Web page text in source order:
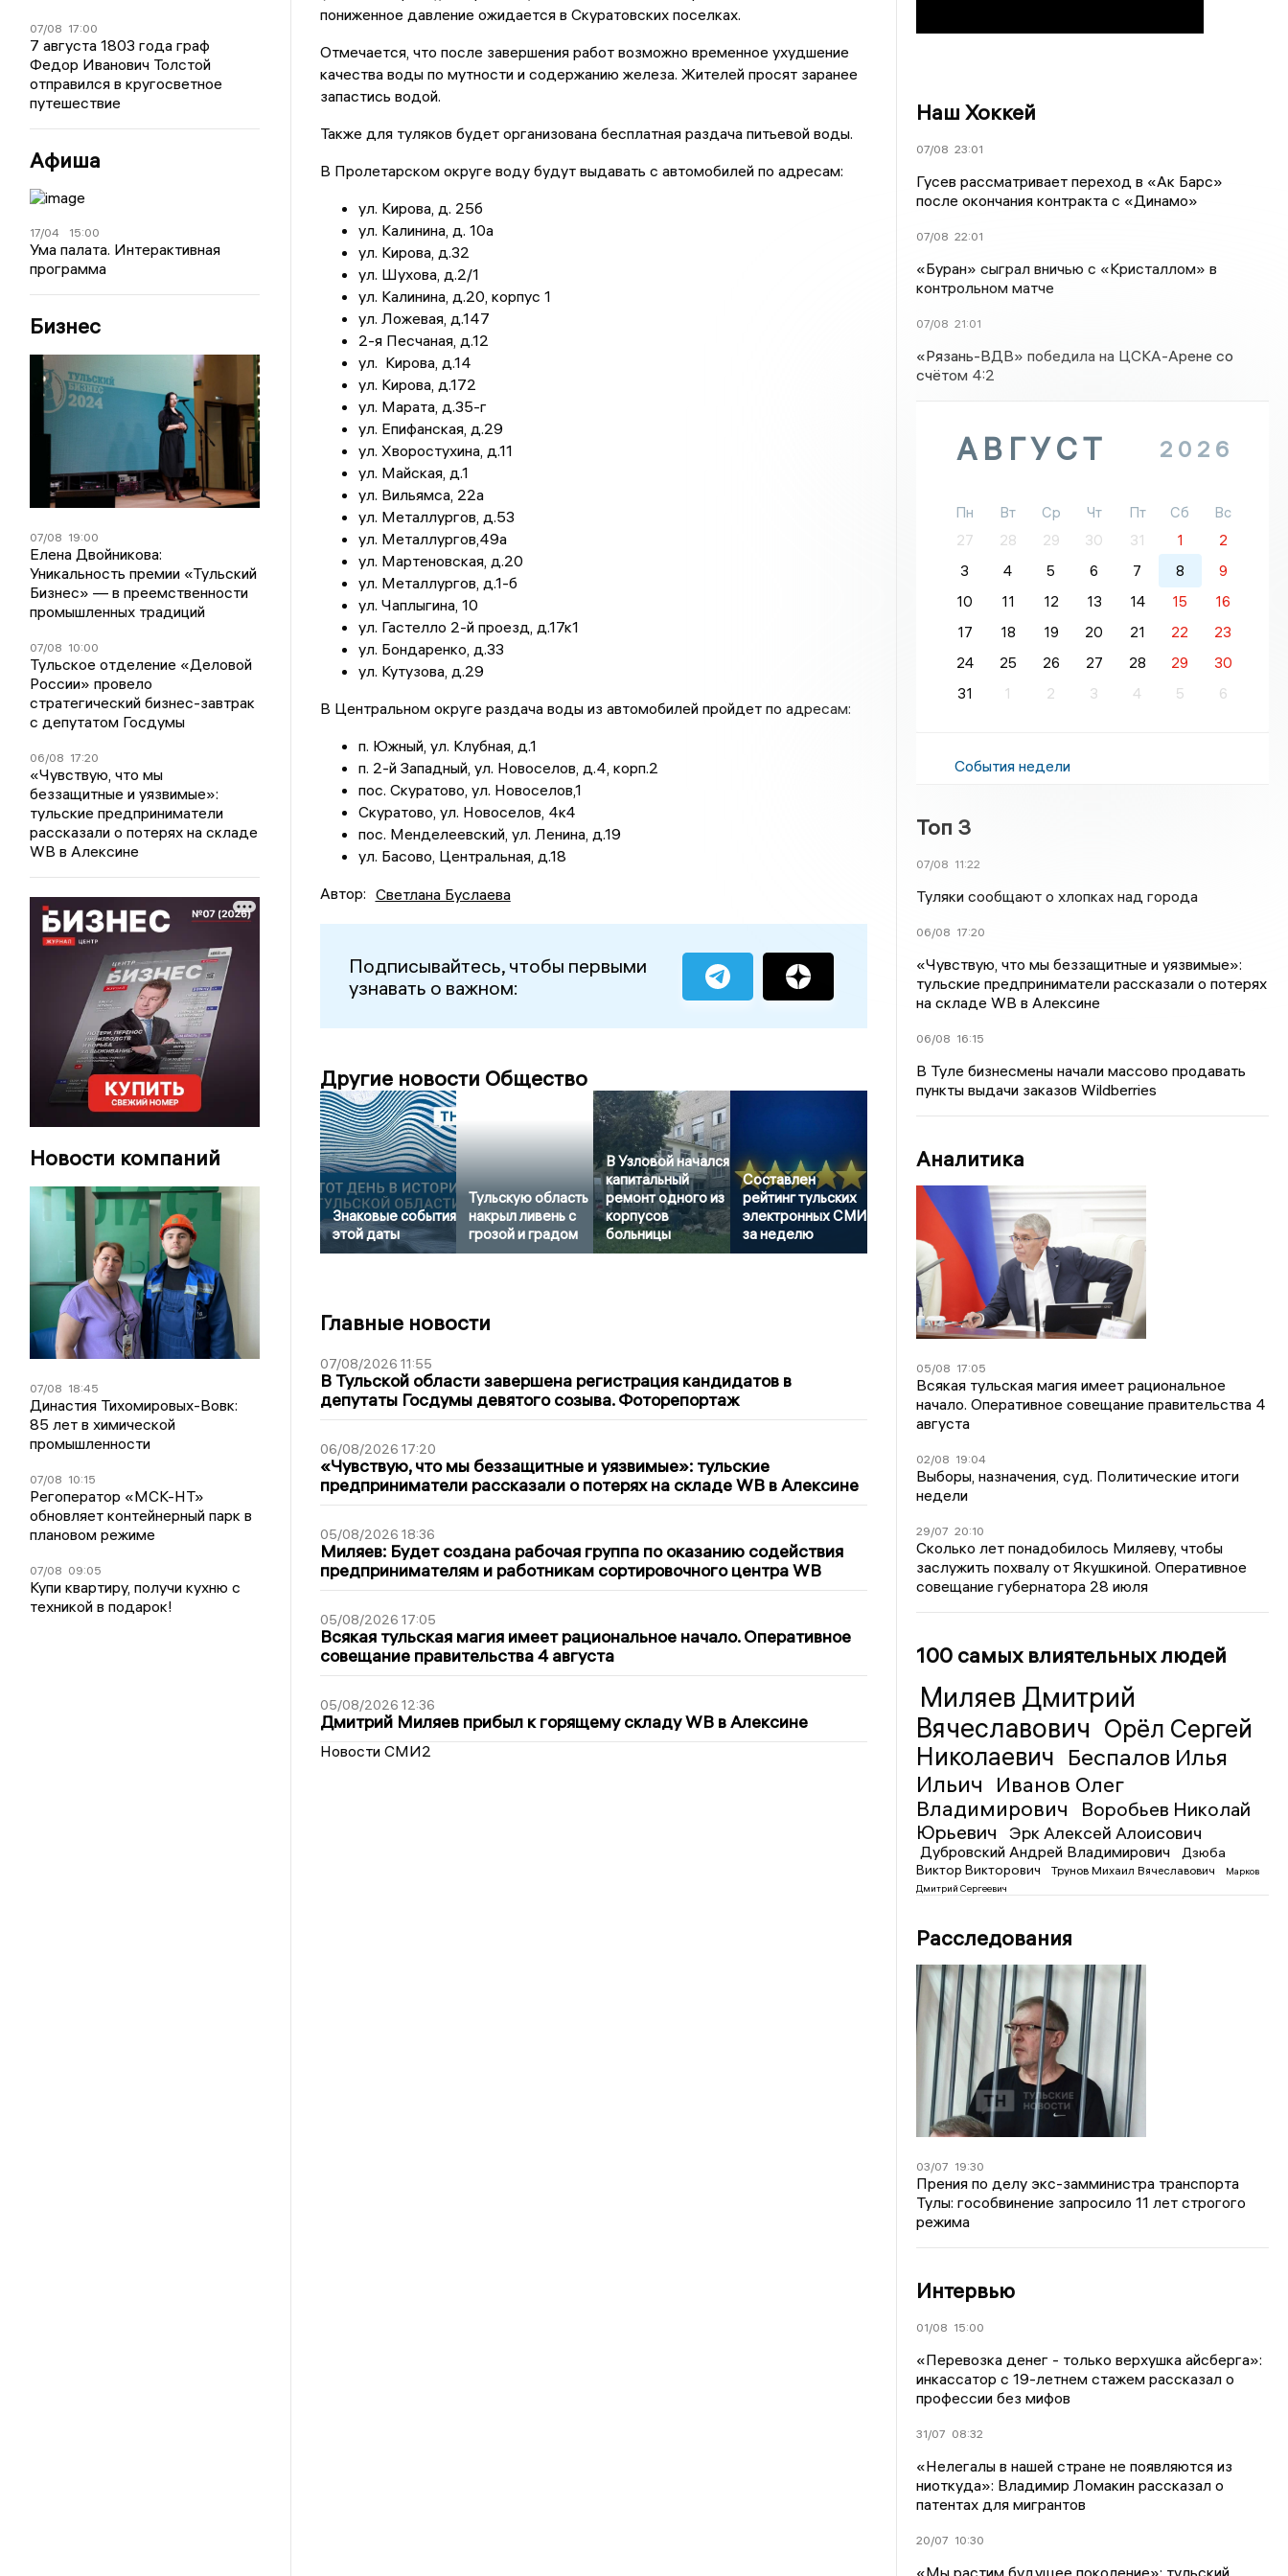
07/08 17:00
7 августа 1803 года граф
Федор Иванович Толстой
отправился в кругосветное
путешествие
Афиша
17/04 15:00
Ума палата. Интерактивная
программа
Бизнес
07/08 19:00
Елена Двойникова:
Уникальность премии «Тульский
Бизнес» — в преемственности
промышленных традиций
07/08 10:00
Тульское отделение «Деловой
России» провело
стратегический бизнес-завтрак
с депутатом Госдумы
06/08 17:20
«Чувствую, что мы
беззащитные и уязвимые»:
тульские предприниматели
рассказали о потерях на складе
WB в Алексине
Новости компаний
07/08 18:45
Династия Тихомировых-Вовк:
85 лет в химической
промышленности
07/08 10:15
Регоператор «МСК-НТ»
обновляет контейнерный парк в
плановом режиме
07/08 09:05
Купи квартиру, получи кухню с
техникой в подарок!
пониженное давление ожидается в Скуратовских поселках.
Отмечается, что после завершения работ возможно временное ухудшение
качества воды по мутности и содержанию железа. Жителей просят заранее
запастись водой.
Также для туляков будет организована бесплатная раздача питьевой воды.
В Пролетарском округе воду будут выдавать с автомобилей по адресам:
ул. Кирова, д. 25б
ул. Калинина, д. 10а
ул. Кирова, д.32
ул. Шухова, д.2/1
ул. Калинина, д.20, корпус 1
ул. Ложевая, д.147
2-я Песчаная, д.12
ул. Кирова, д.14
ул. Кирова, д.172
ул. Марата, д.35-г
ул. Епифанская, д.29
ул. Хворостухина, д.11
ул. Майская, д.1
ул. Вильямса, 22а
ул. Металлургов, д.53
ул. Металлургов,49а
ул. Мартеновская, д.20
ул. Металлургов, д.1-б
ул. Чаплыгина, 10
ул. Гастелло 2-й проезд, д.17к1
ул. Бондаренко, д.33
ул. Кутузова, д.29
В Центральном округе раздача воды из автомобилей пройдет по адресам:
п. Южный, ул. Клубная, д.1
п. 2-й Западный, ул. Новоселов, д.4, корп.2
пос. Скуратово, ул. Новоселов,1
Скуратово, ул. Новоселов, 4к4
пос. Менделеевский, ул. Ленина, д.19
ул. Басово, Центральная, д.18
Автор: Светлана Буслаева
Подписывайтесь, чтобы первыми
узнавать о важном:
Другие новости Общество
Знаковые события
этой даты
Тульскую область
накрыл ливень с
грозой и градом
В Узловой начался
капитальный
ремонт одного из
корпусов
больницы
Составлен
рейтинг тульских
электронных СМИ
за неделю
Главные новости
07/08/2026 11:55
В Тульской области завершена регистрация кандидатов в
депутаты Госдумы девятого созыва. Фоторепортаж
06/08/2026 17:20
«Чувствую, что мы беззащитные и уязвимые»: тульские
предприниматели рассказали о потерях на складе WB в Алексине
05/08/2026 18:36
Миляев: Будет создана рабочая группа по оказанию содействия
предпринимателям и работникам сортировочного центра WB
05/08/2026 17:05
Всякая тульская магия имеет рациональное начало. Оперативное
совещание правительства 4 августа
05/08/2026 12:36
Дмитрий Миляев прибыл к горящему складу WB в Алексине
Новости СМИ2
Наш Хоккей
07/08 23:01
Гусев рассматривает переход в «Ак Барс»
после окончания контракта с «Динамо»
07/08 22:01
«Буран» сыграл вничью с «Кристаллом» в
контрольном матче
07/08 21:01
«Рязань-ВДВ» победила на ЦСКА-Арене со
счётом 4:2
АВГУСТ 2026
Пн Вт Ср Чт Пт Сб
Вс
27
28 29 30 31 1
2
3
4 5 6 7 8
9
10
11 12 13 14 15
16
17
18 19 20 21 22
23
24
25 26 27 28 29
30
31
1 2 3 4 5 6
События недели
Топ 3
07/08 11:22
Туляки сообщают о хлопках над города
06/08 17:20
«Чувствую, что мы беззащитные и уязвимые»:
тульские предприниматели рассказали о потерях
на складе WB в Алексине
06/08 16:15
В Туле бизнесмены начали массово продавать
пункты выдачи заказов Wildberries
Аналитика
05/08 17:05
Всякая тульская магия имеет рациональное
начало. Оперативное совещание правительства 4
августа
02/08 19:04
Выборы, назначения, суд. Политические итоги
недели
29/07 20:10
Сколько лет понадобилось Миляеву, чтобы
заслужить похвалу от Якушкиной. Оперативное
совещание губернатора 28 июля
100 самых влиятельных людей
Миляев Дмитрий
Вячеславович Орёл Сергей
Николаевич Беспалов Илья
Ильич
Иванов Олег
Владимирович
Воробьев Николай
Юрьевич
Эрк Алексей Алоисович
Дубровский Андрей Владимирович
Дзюба
Виктор Викторович
Трунов Михаил Вячеславович
Марков
Дмитрий Сергеевич
Расследования
03/07 19:30
Прения по делу экс-замминистра транспорта
Тулы: гособвинение запросило 11 лет строгого
режима
Интервью
01/08 15:00
«Перевозка денег - только верхушка айсберга»:
инкассатор с 19-летнем стажем рассказал о
профессии без мифов
31/07 08:32
«Нелегалы в нашей стране не появляются из
ниоткуда»: Владимир Ломакин рассказал о
патентах для мигрантов
20/07 10:30
«Мы растим будущее поколение»: тульский